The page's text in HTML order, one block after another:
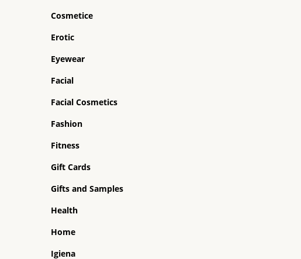
Cosmetice
Erotic
Eyewear
Facial
Facial Cosmetics
Fashion
Fitness
Gift Cards
Gifts and Samples
Health
Home
Igiena